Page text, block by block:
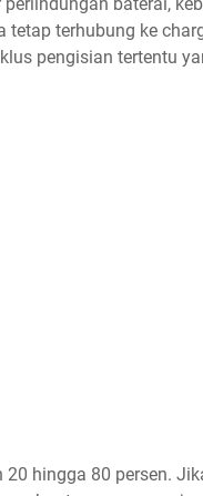
baterai,
terhubung ke
pengisian tertentu
hingga 80 persen.